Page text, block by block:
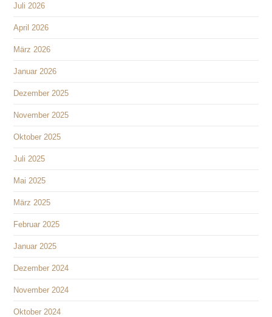
Juli 2026
April 2026
März 2026
Januar 2026
Dezember 2025
November 2025
Oktober 2025
Juli 2025
Mai 2025
März 2025
Februar 2025
Januar 2025
Dezember 2024
November 2024
Oktober 2024